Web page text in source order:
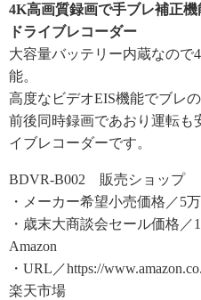
4K高画質録画で手ブレ補正
ドライブレコーダー
大容量バッテリー内蔵なので
能。
高度なビデオEIS機能でブレ
前後同時録画であおり運転も
イブレコーダーです。
BDVR-B002 販売ショップ
・メーカー希望小売価格／5万
・歳末大商談会セール価格／
Amazon
・URL／https://
楽天市場